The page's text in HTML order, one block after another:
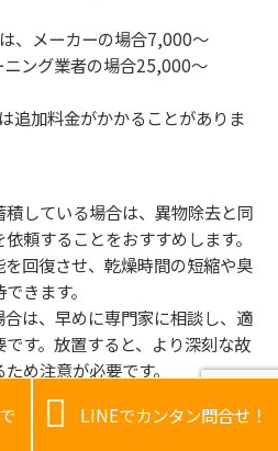
、メーカーの場合7,000〜
ング業者の場合25,000〜
追加料金がかかることがありま
している場合は、異物除去と同
頼することをおすすめします。
回復させ、乾燥時間の短縮や臭
きます。
は、早めに専門家に相談し、適
す。放置すると、より深刻な故
め注意が必要です。
 LINEでカンタン問合せ！